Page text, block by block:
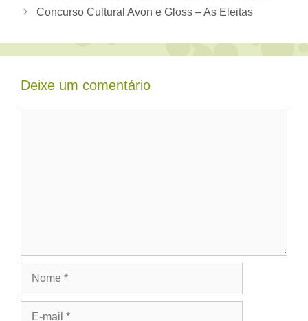
Concurso Cultural Avon e Gloss – As Eleitas
Deixe um comentário